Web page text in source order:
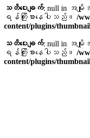
သတိပေးချက်: null in အမျို
ရန်ကြိုးစားနေပါသည်။ /
content/plugins/
သတိပေးချက်: null in အမျို
ရန်ကြိုးစားနေပါသည်။ /
content/plugins/